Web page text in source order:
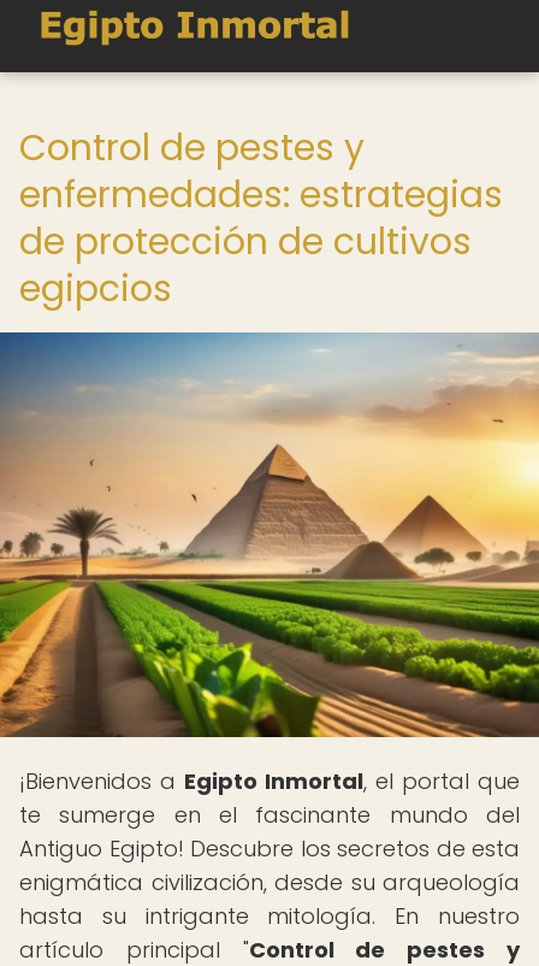
Control de pestes y
enfermedades: estrategias
de protección de cultivos
egipcios
¡Bienvenidos a Egipto Inmortal, el portal que
te sumerge en el fascinante mundo del
Antiguo Egipto! Descubre los secretos de esta
enigmática civilización, desde su arqueología
hasta su intrigante mitología. En nuestro
artículo principal "Control de pestes y